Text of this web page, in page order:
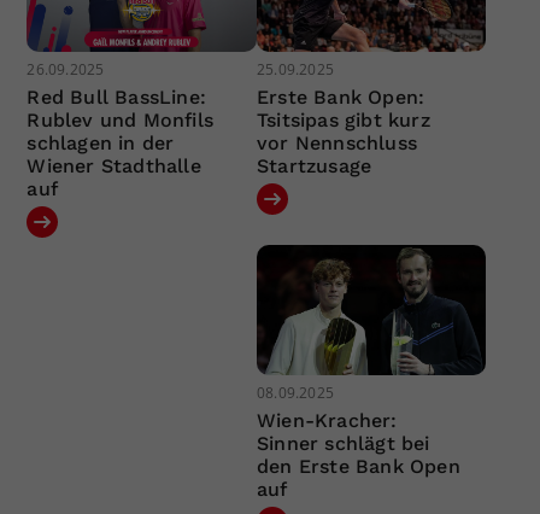
26.09.2025
Red Bull BassLine:
Rublev und Monfils
schlagen in der
Wiener Stadthalle
auf
25.09.2025
Erste Bank Open:
Tsitsipas gibt kurz
vor Nennschluss
Startzusage
08.09.2025
Wien-Kracher:
Sinner schlägt bei
den Erste Bank Open
auf